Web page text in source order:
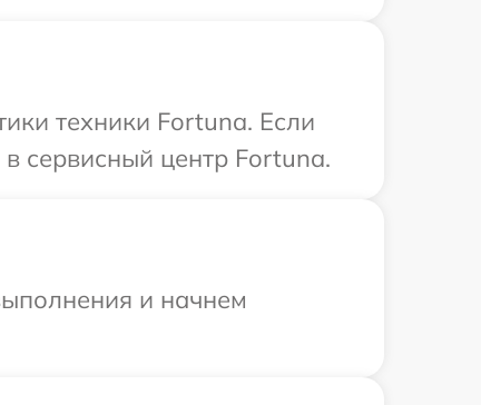
техники Fortuna. Если
сервисный центр Fortuna.
и начнем